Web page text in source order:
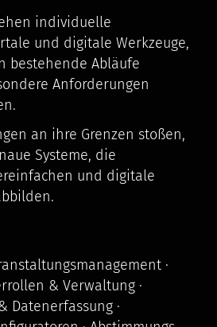
individuelle
und digitale Werkzeuge,
bestehende Abläufe
Anforderungen
an ihre Grenzen stoßen,
Systeme, die
und digitale
·
& Verwaltung ·
Datenerfassung ·